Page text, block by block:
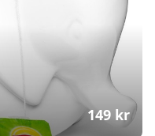
149 kr